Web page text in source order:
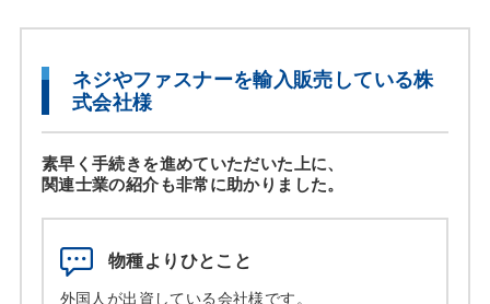
ネジやファスナーを輸入販売している株
式会社様
素早く手続きを進めていただいた上に、
関連士業の紹介も非常に助かりました。
物種よりひとこと
外国人が出資している会社様です。